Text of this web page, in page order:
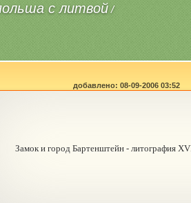
с литвой/
добавлено: 08-09-2006 03:52
Замок и город Бартенштейн - литография